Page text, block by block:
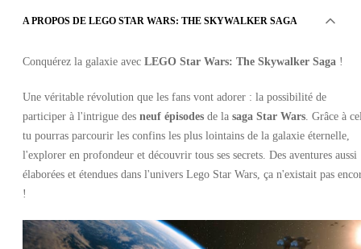
Steam
Clé
•
EUROPE
10.37
49.99 EUR
A PROPOS DE LEGO STAR WARS: THE SKYWALKER SAGA
Conquérez la galaxie avec LEGO Star Wars: The Skywalker Saga !
Une véritable révolution que les fans vont adorer : la possibilité de
participer à l'intrigue des neuf épisodes de la saga Star Wars . Grâce à
tu pourras parcourir les confins les plus lointains de la galaxie éternelle,
l'explorer en profondeur et découvrir tous ses secrets. Des aventures aussi
élaborées et étendues dans l'univers Lego Star Wars, ça n'existait pas
!